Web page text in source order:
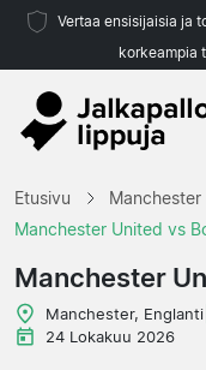
Vertaa ensisijaisia ja
korkeampia
Etusivu
Manchester
Manchester United vs
Manchester
Manchester, Englanti
24 Lokakuu 2026